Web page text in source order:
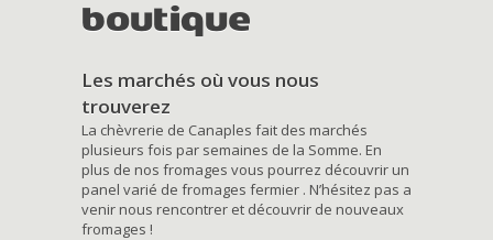
boutique
Les marchés où vous nous
trouverez
La chèvrerie de Canaples fait des marchés
plusieurs fois par semaines de la Somme. En
plus de nos fromages vous pourrez découvrir un
panel varié de fromages fermier . N’hésitez pas a
venir nous rencontrer et découvrir de nouveaux
fromages !